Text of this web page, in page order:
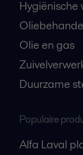
Olie en gas
Duurzame
Populaire
Alfa Laval